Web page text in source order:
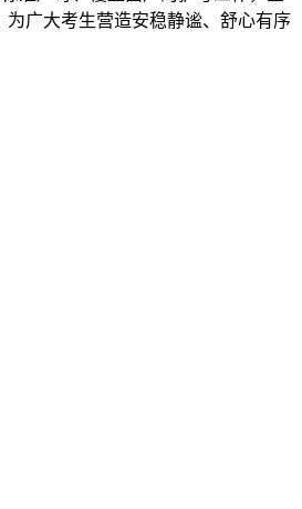
广大考生营造安稳静谧、舒心有序